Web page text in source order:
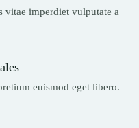
vitae imperdiet vulputate a
euismod eget libero.